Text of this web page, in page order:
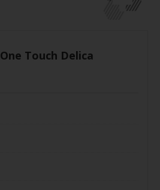
One Touch Delica